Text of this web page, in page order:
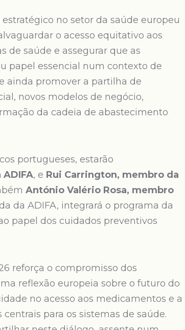
no setor da saúde europeu
o acesso equitativo aos
de saúde e assegurar que as
papel essencial num contexto de
ainda promover a partilha de
novos modelos de negócio,
da cadeia de abastecimento
portugueses, estarão
, e Rui Carrington, membro da
António Valério Rosa, membro
da ADIFA, integrará o programa da
papel dos cuidados preventivos
reforça o compromisso dos
reflexão europeia sobre o futuro do
no acesso aos medicamentos e a
para os sistemas de saúde.